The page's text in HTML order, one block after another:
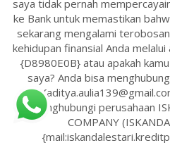
saya tidak pernah
ke Bank untuk memastikan
sekarang mengalami
kehidupan finansial Anda
{D8980E0B} atau apakah
saya? Anda bisa
menghubungi perusahaan
COMPANY